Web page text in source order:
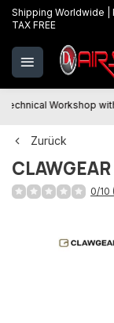
Shipping Worldwide |
TAX FREE
Technical Workshop
Zurück
CLAWGEAR
0/10